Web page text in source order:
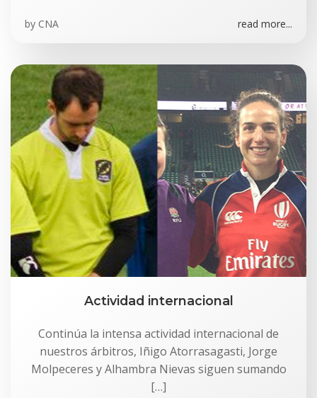
by CNA read more...
Actividad internacional
Continúa la intensa actividad internacional de
nuestros árbitros, Iñigo Atorrasagasti, Jorge
Molpeceres y Alhambra Nievas siguen sumando
[…]